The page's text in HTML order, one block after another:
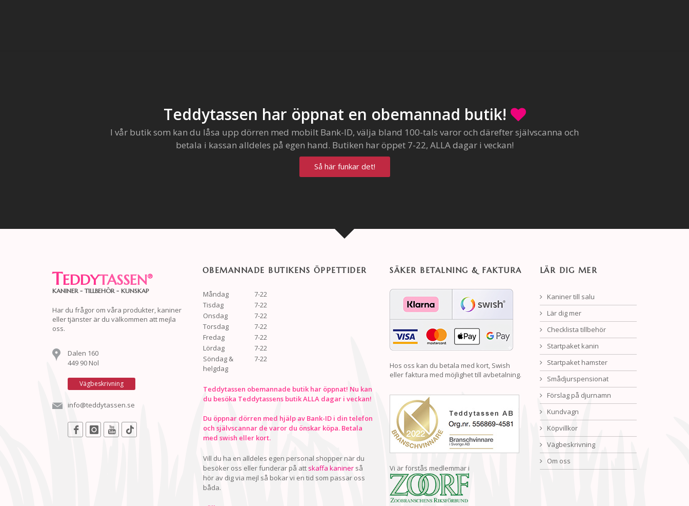
Teddytassen har öppnat en obemannad butik!
I vår butik som kan du låsa upp dörren med mobilt Bank-ID, välja bland 100-tals varor och därefter självscanna och
betala i kassan alldeles på egen hand. Butiken har öppet 7-22, ALLA dagar i veckan!
Så här funkar det!
TEDDYTASSEN®
KANINER - TILLBEHÖR - KUNSKAP
Har du frågor om våra produkter, kaniner
eller tjänster är du välkommen att mejla
oss.
Dalen 160
449 90 Nol
Vägbeskrivning
info@teddytassen.se
OBEMANNADE BUTIKENS ÖPPETTIDER
Måndag
7-22
Tisdag
7-22
Onsdag
7-22
Torsdag
7-22
Fredag
7-22
Lördag
7-22
Söndag &
helgdag
7-22
Teddytassen obemannade butik har öppnat! Nu kan
du besöka Teddytassens butik ALLA dagar i veckan!
Du öppnar dörren med hjälp av Bank-ID i din telefon
och självscannar de varor du önskar köpa. Betala
med swish eller kort.
Vill du ha en alldeles egen personal shopper när du
besöker oss eller funderar på att skaffa kaninerså
hör av dig via mejl så bokar vi en tid som passar oss
båda.
SÄKER BETALNING & FAKTURA
Hos oss kan du betala med kort, Swish
eller faktura med möjlighet till avbetalning.
Vi är förstås medlemmar i
LÄR DIG MER
Kaniner till salu
Lär dig mer
Checklista tillbehör
Startpaket kanin
Startpaket hamster
Smådjurspensionat
Förslag på djurnamn
Kundvagn
Köpvillkor
Vägbeskrivning
Om oss